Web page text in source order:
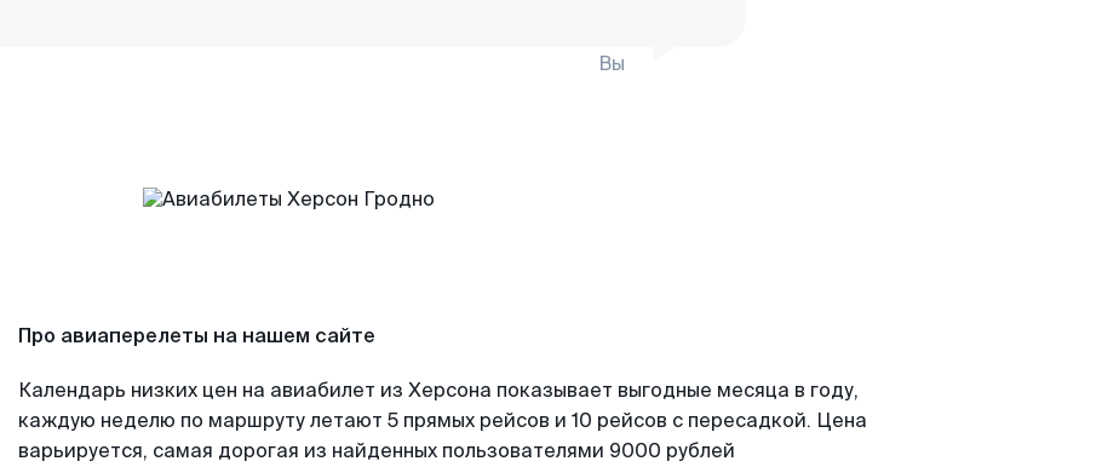
Вы
Про авиаперелеты на нашем сайте
Календарь низких цен на авиабилет из Херсона показывает выгодные месяца в году,
каждую неделю по маршруту летают 5 прямых рейсов и 10 рейсов с пересадкой. Цена
варьируется, самая дорогая из найденных пользователями 9000 рублей